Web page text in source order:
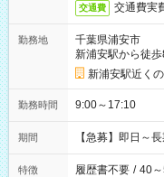
交通費 交通費実
勤務地
千葉県浦安市
新浦安駅から徒
新浦安駅近く
勤務時間 9:00～17:10
期間 【急募】即日～
特徴 履歴書不要 / 40